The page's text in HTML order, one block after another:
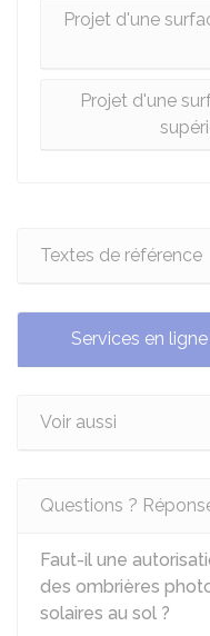
Projet d'une
Projet d'une
Textes de référence
Services en
Voir aussi
Questions ?
Faut-il une
des ombrières
solaires au sol ?